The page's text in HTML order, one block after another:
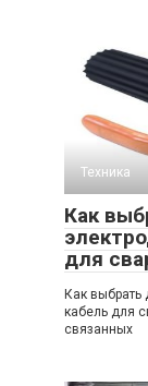
Техника
Как
для
Как
кабель для
связанных